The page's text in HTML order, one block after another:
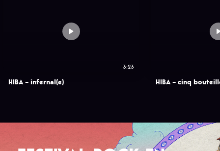
3:23
HIBA – infernal(e) HIBA – cinq